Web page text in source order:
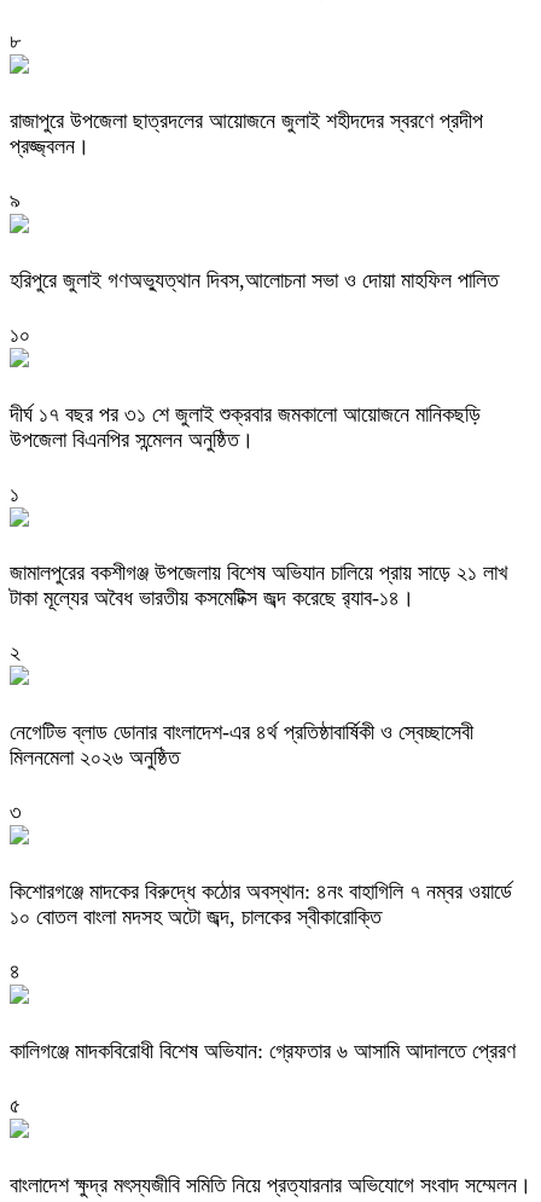
৮
রাজাপুরে উপজেলা ছাত্রদলের আয়োজনে জুলাই শহীদদের স্বরণে প্রদীপ
প্রজ্জ্বলন।
৯
হরিপুরে জুলাই গণঅভ্যুত্থান দিবস,আলোচনা সভা ও দোয়া মাহফিল পালিত ‎
১০
দীর্ঘ ১৭ বছর পর ৩১ শে জুলাই শুক্রবার জমকালো আয়োজনে মানিকছড়ি
উপজেলা বিএনপির সন্মেলন অনুষ্ঠিত।
১
জামালপুরের বকশীগঞ্জ উপজেলায় বিশেষ অভিযান চালিয়ে প্রায় সাড়ে ২১ লাখ
টাকা মূল্যের অবৈধ ভারতীয় কসমেটিক্স জব্দ করেছে র‌্যাব-১৪।
২
নেগেটিভ ব্লাড ডোনার বাংলাদেশ-এর ৪র্থ প্রতিষ্ঠাবার্ষিকী ও স্বেচ্ছাসেবী
মিলনমেলা ২০২৬ অনুষ্ঠিত
৩
কিশোরগঞ্জে মাদকের বিরুদ্ধে কঠোর অবস্থান: ৪নং বাহাগিলি ৭ নম্বর ওয়ার্ডে
১০ বোতল বাংলা মদসহ অটো জব্দ, চালকের স্বীকারোক্তি
৪
কালিগঞ্জে মাদকবিরোধী বিশেষ অভিযান: গ্রেফতার ৬ আসামি আদালতে প্রেরণ
৫
বাংলাদেশ ক্ষুদ্র মৎস্যজীবি সমিতি নিয়ে প্রত্যারনার অভিযোগে সংবাদ সম্মেলন।